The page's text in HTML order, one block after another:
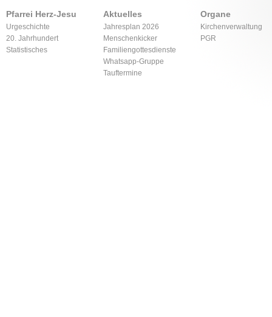
Pfarrei Herz-Jesu
Urgeschichte
20. Jahrhundert
Statistisches
Aktuelles
Jahresplan 2026
Menschenkicker
Familiengottesdienste
Whatsapp-Gruppe
Tauftermine
Organe
Kirchenverwaltung
PGR